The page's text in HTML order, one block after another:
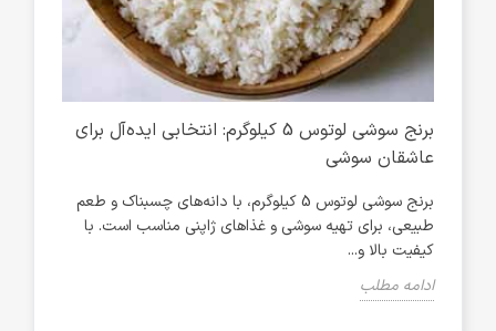
برنج سوشی لوتوس 5 کیلوگرم: انتخابی ایده‌آل برای
عاشقان سوشی
برنج سوشی لوتوس 5 کیلوگرم، با دانه‌های چسبناک و طعم
طبیعی، برای تهیه سوشی و غذاهای ژاپنی مناسب است. با
کیفیت بالا و...
ادامه مطلب